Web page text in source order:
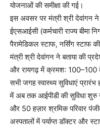
योजनाओं की समीक्षा की गई।
इस अवसर पर मंत्री श्री देवांगन ने
ईएसआईसी (कर्मचारी राज्य बीमा
पैरामेडिकल स्टाफ, नर्सिंग स्टाफ
मंत्री श्री देवांगन ने बताया की
और रायगढ़ में क्रमश: 100–100
सभी जगह स्वास्थ्य सुविधाएं
में अब तक आईपीडी की सुविधा शुरु
और 50 हज़ार श्रमिक परिवार
अस्पतालों में पर्याप्त डॉक्टर और